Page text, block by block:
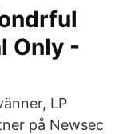
Only -
LP
på Newsec